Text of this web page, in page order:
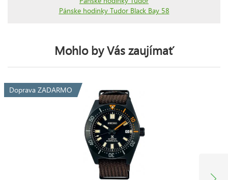
Pánske hodinky Tudor Black Bay 58
Mohlo by Vás zaujímať
Doprava ZADARMO